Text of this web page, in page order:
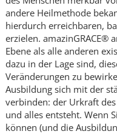
andere Heilmethode
hierdurch erreichbaren,
erzielen. amazinGRACE®
Ebene als alle anderen
dazu in der Lage sind,
Veränderungen zu
Ausbildung sich mit der
verbinden: der Urkraft
und alles entsteht. Wenn
können (und die